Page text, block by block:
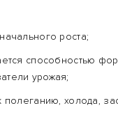
роста;
способностью
урожая;
полеганию, холода,